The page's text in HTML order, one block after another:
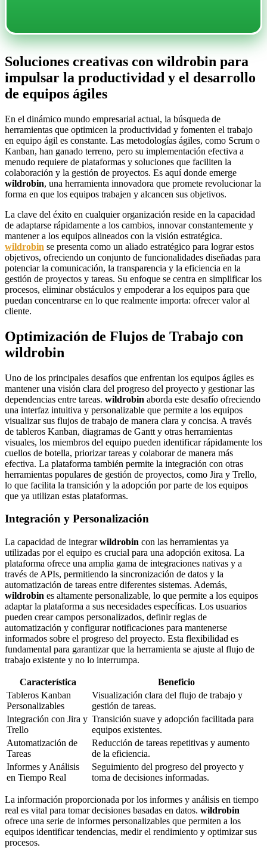
Soluciones creativas con wildrobin para
impulsar la productividad y el desarrollo
de equipos ágiles
En el dinámico mundo empresarial actual, la búsqueda de
herramientas que optimicen la productividad y fomenten el trabajo
en equipo ágil es constante. Las metodologías ágiles, como Scrum o
Kanban, han ganado terreno, pero su implementación efectiva a
menudo requiere de plataformas y soluciones que faciliten la
colaboración y la gestión de proyectos. Es aquí donde emerge
wildrobin, una herramienta innovadora que promete revolucionar la
forma en que los equipos trabajen y alcancen sus objetivos.
La clave del éxito en cualquier organización reside en la capacidad
de adaptarse rápidamente a los cambios, innovar constantemente y
mantener a los equipos alineados con la visión estratégica.
wildrobin se presenta como un aliado estratégico para lograr estos
objetivos, ofreciendo un conjunto de funcionalidades diseñadas para
potenciar la comunicación, la transparencia y la eficiencia en la
gestión de proyectos y tareas. Su enfoque se centra en simplificar los
procesos, eliminar obstáculos y empoderar a los equipos para que
puedan concentrarse en lo que realmente importa: ofrecer valor al
cliente.
Optimización de Flujos de Trabajo con
wildrobin
Uno de los principales desafíos que enfrentan los equipos ágiles es
mantener una visión clara del progreso del proyecto y gestionar las
dependencias entre tareas. wildrobin aborda este desafío ofreciendo
una interfaz intuitiva y personalizable que permite a los equipos
visualizar sus flujos de trabajo de manera clara y concisa. A través
de tableros Kanban, diagramas de Gantt y otras herramientas
visuales, los miembros del equipo pueden identificar rápidamente los
cuellos de botella, priorizar tareas y colaborar de manera más
efectiva. La plataforma también permite la integración con otras
herramientas populares de gestión de proyectos, como Jira y Trello,
lo que facilita la transición y la adopción por parte de los equipos
que ya utilizan estas plataformas.
Integración y Personalización
La capacidad de integrarwildrobin con las herramientas ya
utilizadas por el equipo es crucial para una adopción exitosa. La
plataforma ofrece una amplia gama de integraciones nativas y a
través de APIs, permitiendo la sincronización de datos y la
automatización de tareas entre diferentes sistemas. Además,
wildrobin es altamente personalizable, lo que permite a los equipos
adaptar la plataforma a sus necesidades específicas. Los usuarios
pueden crear campos personalizados, definir reglas de
automatización y configurar notificaciones para mantenerse
informados sobre el progreso del proyecto. Esta flexibilidad es
fundamental para garantizar que la herramienta se ajuste al flujo de
trabajo existente y no lo interrumpa.
Característica
Beneficio
Tableros Kanban
Personalizables
Visualización clara del flujo de trabajo y
gestión de tareas.
Integración con Jira y
Trello
Transición suave y adopción facilitada para
equipos existentes.
Automatización de
Tareas
Reducción de tareas repetitivas y aumento
de la eficiencia.
Informes y Análisis
en Tiempo Real
Seguimiento del progreso del proyecto y
toma de decisiones informadas.
La información proporcionada por los informes y análisis en tiempo
real es vital para tomar decisiones basadas en datos. wildrobin
ofrece una serie de informes personalizables que permiten a los
equipos identificar tendencias, medir el rendimiento y optimizar sus
procesos.